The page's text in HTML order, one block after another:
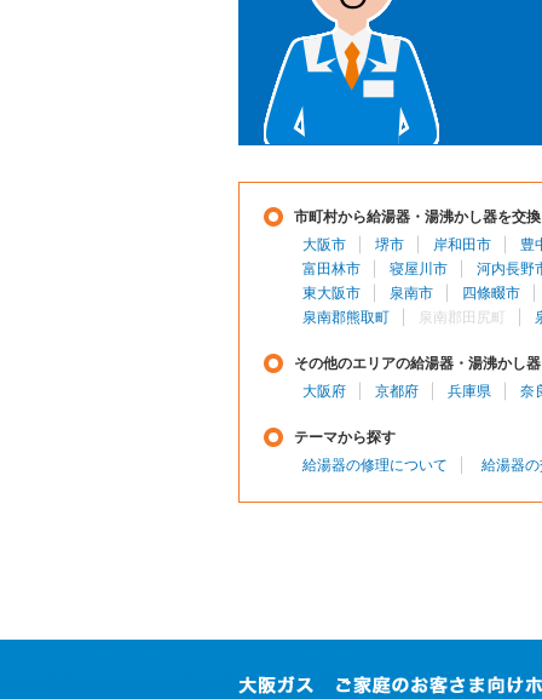
市町村から給湯器・湯沸かし器を交
大阪市
堺市 岸和田市
豊
富田林市
寝屋川市
河内長野
東大阪市
泉南市
四條畷市
泉南郡熊取町
泉南郡田尻町
その他のエリアの給湯器・湯沸かし
大阪府
京都府 兵庫県 奈
テーマから探す
給湯器の修理について
給湯器